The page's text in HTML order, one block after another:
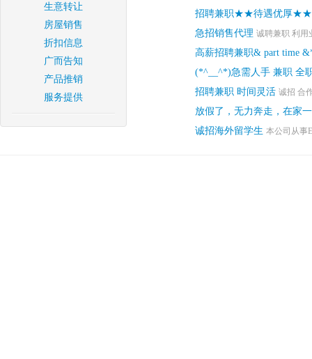
生意转让
房屋销售
折扣信息
广而告知
产品推销
服务提供
招聘兼职★★待遇优厚★★
急招销售代理 诚聘兼职 利用
高薪招聘兼职& part time
(*^__^*)急需人手 兼职 全
招聘兼职 时间灵活 诚招 合
放假了，无力奔走，在家
诚招海外留学生 本公司从事